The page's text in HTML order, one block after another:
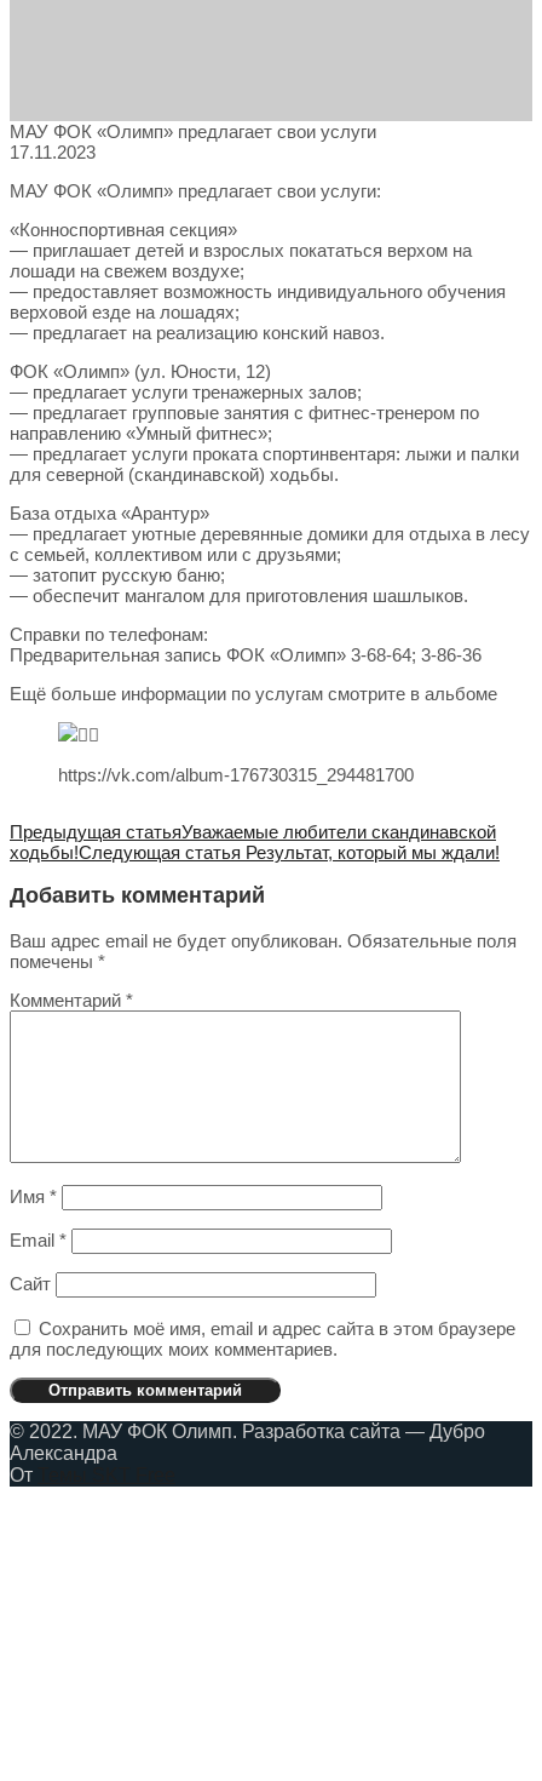
МАУ ФОК «Олимп» предлагает свои услуги
17.11.2023
МАУ ФОК «Олимп» предлагает свои услуги:
«Конноспортивная секция»
— приглашает детей и взрослых покататься верхом на
лошади на свежем воздухе;
— предоставляет возможность индивидуального обучения
верховой езде на лошадях;
— предлагает на реализацию конский навоз.
ФОК «Олимп» (ул. Юности, 12)
— предлагает услуги тренажерных залов;
— предлагает групповые занятия с фитнес-тренером по
направлению «Умный фитнес»;
— предлагает услуги проката спортинвентаря: лыжи и палки
для северной (скандинавской) ходьбы.
База отдыха «Арантур»
— предлагает уютные деревянные домики для отдыха в лесу
с семьей, коллективом или с друзьями;
— затопит русскую баню;
— обеспечит мангалом для приготовления шашлыков.
Справки по телефонам:
Предварительная запись ФОК «Олимп» 3-68-64; 3-86-36
Ещё больше информации по услугам смотрите в альбоме
https://vk.com/album-176730315_294481700
Предыдущая статьяУважаемые любители скандинавской
ходьбы!Следующая статья Результат, который мы ждали!
Добавить комментарий
Ваш адрес email не будет опубликован. Обязательные поля
помечены *
Комментарий *
Имя *
Email *
Сайт
Сохранить моё имя, email и адрес сайта в этом браузере
для последующих моих комментариев.
© 2022. МАУ ФОК Олимп. Разработка сайта — Дубро
Александра
От